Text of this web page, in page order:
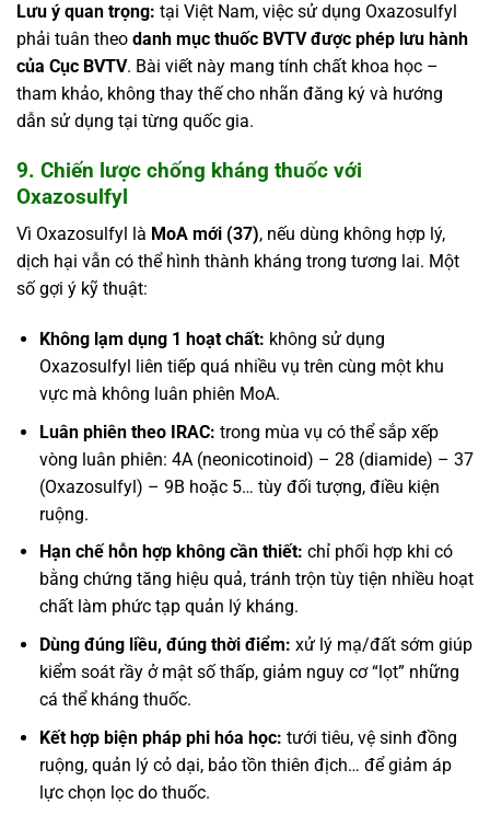
Lưu ý quan trọng: tại Việt Nam, việc sử dụng Oxazosulfyl
phải tuân theo danh mục thuốc BVTV được phép lưu hành
của Cục BVTV. Bài viết này mang tính chất khoa học –
tham khảo, không thay thế cho nhãn đăng ký và hướng
dẫn sử dụng tại từng quốc gia.
9. Chiến lược chống kháng thuốc với
Oxazosulfyl
Vì Oxazosulfyl là MoA mới (37), nếu dùng không hợp lý,
dịch hại vẫn có thể hình thành kháng trong tương lai. Một
số gợi ý kỹ thuật:
Không lạm dụng 1 hoạt chất: không sử dụng
Oxazosulfyl liên tiếp quá nhiều vụ trên cùng một khu
vực mà không luân phiên MoA.
Luân phiên theo IRAC: trong mùa vụ có thể sắp xếp
vòng luân phiên: 4A (neonicotinoid) – 28 (diamide) – 37
(Oxazosulfyl) – 9B hoặc 5… tùy đối tượng, điều kiện
ruộng.
Hạn chế hỗn hợp không cần thiết: chỉ phối hợp khi có
bằng chứng tăng hiệu quả, tránh trộn tùy tiện nhiều hoạt
chất làm phức tạp quản lý kháng.
Dùng đúng liều, đúng thời điểm: xử lý mạ/đất sớm giúp
kiểm soát rầy ở mật số thấp, giảm nguy cơ “lọt” những
cá thể kháng thuốc.
Kết hợp biện pháp phi hóa học: tưới tiêu, vệ sinh đồng
ruộng, quản lý cỏ dại, bảo tồn thiên địch… để giảm áp
lực chọn lọc do thuốc.